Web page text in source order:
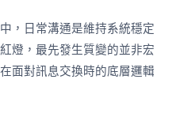
，日常溝通是維持系統穩定
燈，最先發生質變的並非宏
面對訊息交換時的底層邏輯